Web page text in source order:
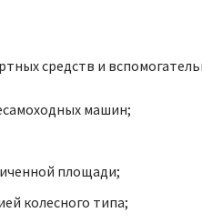
средств и
машин;
площади;
колесного типа;